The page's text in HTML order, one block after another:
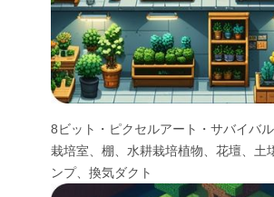
8ビット・ピクセルアート・サバイバ
栽培室、棚、水耕栽培植物、花壇、土
ンプ、換気ダクト